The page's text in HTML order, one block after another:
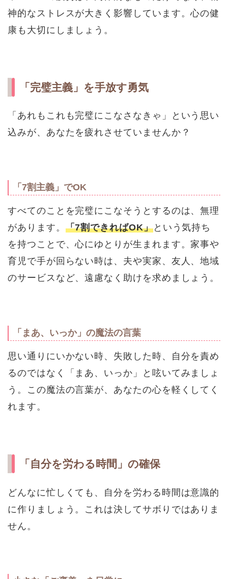
神的なストレスが大きく影響しています。心の健
康も大切にしましょう。
「完璧主義」を手放す勇気
「あれもこれも完璧にこなさなきゃ」という思い
込みが、あなたを疲れさせていませんか？
「7割主義」でOK
すべてのことを完璧にこなそうとするのは、無理
があります。 「7割できればOK」という気持ち
を持つことで、心にゆとりが生まれます。家事や
育児で手が回らない時は、夫や実家、友人、地域
のサービスなど、遠慮なく助けを求めましょう。
「まあ、いっか」の魔法の言葉
思い通りにいかない時、失敗した時、自分を責め
るのではなく「まあ、いっか」と呟いてみましょ
う。この魔法の言葉が、あなたの心を軽くしてく
れます。
「自分を労わる時間」の確保
どんなに忙しくても、自分を労わる時間は意識的
に作りましょう。これは決してサボりではありま
せん。